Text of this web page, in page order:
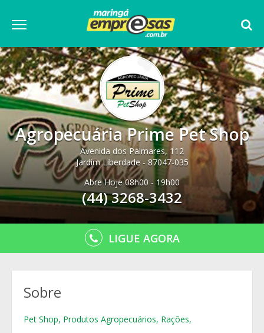
Agropecuária Prime Pet Shop
Avenida dos Palmares, 112
Jardim Liberdade - 87047-035
Abre Hoje 08h00 - 19h00
(44) 3268-3432
LIGUE AGORA
Sobre
Pet Shop, Produtos Agropecuários, Rações,